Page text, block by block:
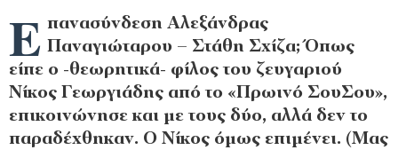
Ε πανασύνδεση Αλεξάνδρας
Παναγιώταρου – Στάθη Σχίζα; Όπως
είπε ο -θεωρητικά- φίλος του ζευγαριού
Νίκος Γεωργιάδης από το «Πρωινό ΣουΣου»,
επικοινώνησε και με τους δύο, αλλά δεν το
παραδέχθηκαν. Ο Νίκος όμως επιμένει. (Μας